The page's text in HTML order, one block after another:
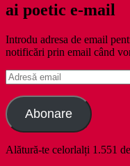
ai poetic e-mail
Introdu adresa de email
notificări prin email când
Adresă
email
Abonare
Alătură-te celorlalți 1.551